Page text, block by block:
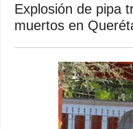
Explosión de pipa
muertos en